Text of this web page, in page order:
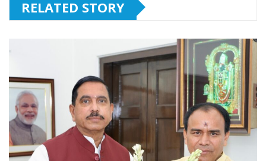
RELATED STORY